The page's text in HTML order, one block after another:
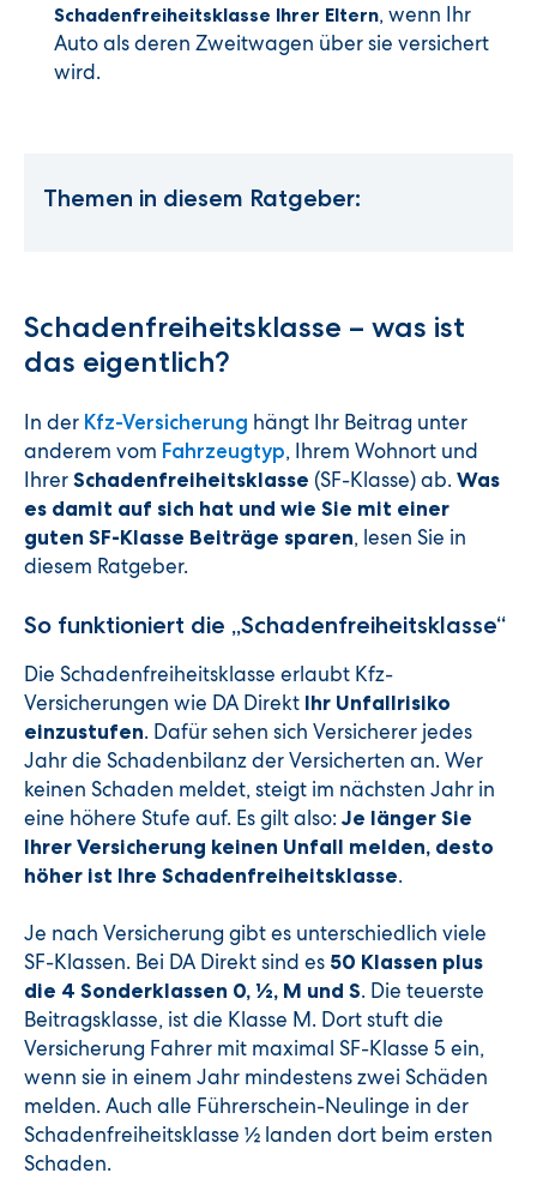
Schadenfreiheitsklasse Ihrer Eltern, wenn Ihr
Auto als deren Zweitwagen über sie versichert
wird.
Themen in diesem Ratgeber:
Schadenfreiheitsklasse – was ist
das eigentlich?
In der Kfz-Versicherung hängt Ihr Beitrag unter
anderem vom Fahrzeugtyp, Ihrem Wohnort und
Ihrer Schadenfreiheitsklasse (SF-Klasse) ab. Was
es damit auf sich hat und wie Sie mit einer
guten SF-Klasse Beiträge sparen, lesen Sie in
diesem Ratgeber.
So funktioniert die „Schadenfreiheitsklasse“
Die Schadenfreiheitsklasse erlaubt Kfz-
Versicherungen wie DA Direkt Ihr Unfallrisiko
einzustufen. Dafür sehen sich Versicherer jedes
Jahr die Schadenbilanz der Versicherten an. Wer
keinen Schaden meldet, steigt im nächsten Jahr in
eine höhere Stufe auf. Es gilt also: Je länger Sie
Ihrer Versicherung keinen Unfall melden, desto
höher ist Ihre Schadenfreiheitsklasse.
Je nach Versicherung gibt es unterschiedlich viele
SF-Klassen. Bei DA Direkt sind es 50 Klassen plus
die 4 Sonderklassen 0, ½, M und S. Die teuerste
Beitragsklasse, ist die Klasse M. Dort stuft die
Versicherung Fahrer mit maximal SF-Klasse 5 ein,
wenn sie in einem Jahr mindestens zwei Schäden
melden. Auch alle Führerschein-Neulinge in der
Schadenfreiheitsklasse ½ landen dort beim ersten
Schaden.